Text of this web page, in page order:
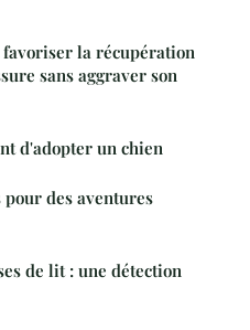
la récupération
sans aggraver son
d'adopter un chien
pour des aventures
de lit : une détection